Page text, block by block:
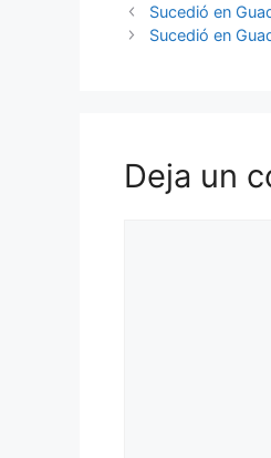
Sucedió en
Sucedió en
Deja un